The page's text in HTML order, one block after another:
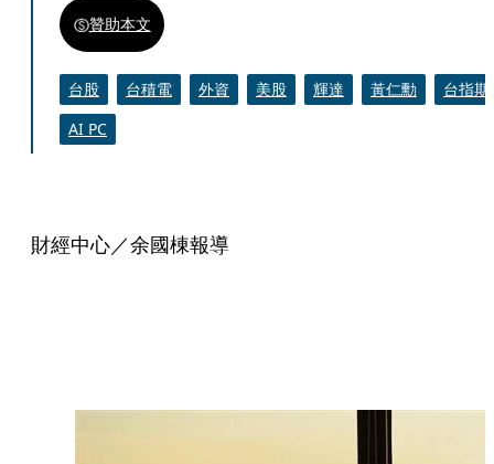
贊助本文
台股 台積電 外資 美股 輝達 黃仁勳
台指期
AI PC
財經中心／余國棟報導